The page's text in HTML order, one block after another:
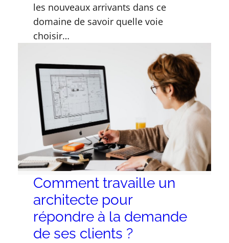
les nouveaux arrivants dans ce
domaine de savoir quelle voie
choisir…
Comment travaille un
architecte pour
répondre à la demande
de ses clients ?